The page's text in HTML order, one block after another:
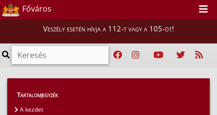
Főváros
Veszély esetén hívja a 112-t vagy a 105-öt!
Magunkról
Tűzoltóság a vérzivatarban
Tartalomjegyzék
A kezdet